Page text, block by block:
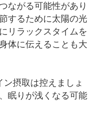
ながる可能性があり
するために太陽の光
リラックスタイムを
体に伝えることも大
摂取は控えましょ
眠りが浅くなる可能